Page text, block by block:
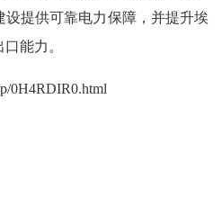
设提供可靠电力保障，并提升埃
能力。
0H4RDIR0.html